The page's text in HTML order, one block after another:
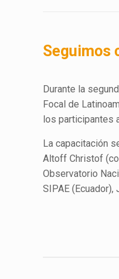
Seguimos
Durante la
Focal de
los participantes
La capacitación
Altoff Christof
Observatorio
SIPAE (Ecuador),